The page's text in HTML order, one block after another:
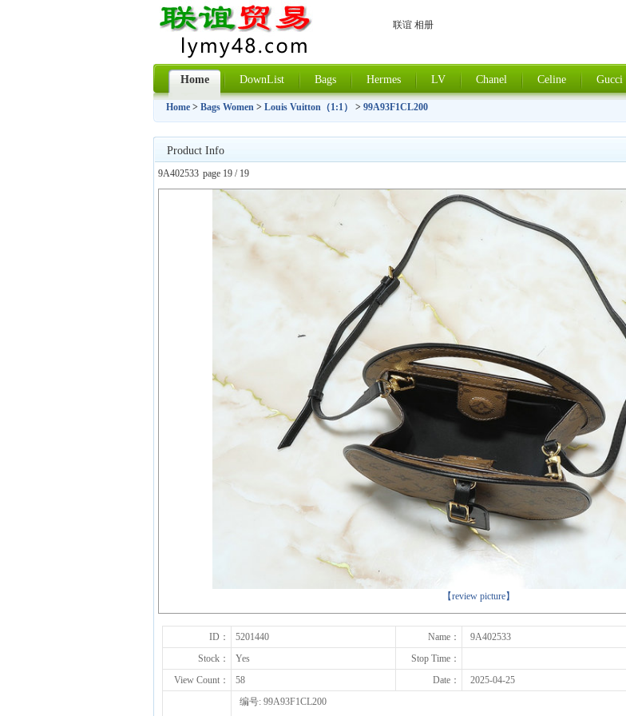
联谊 相册
Home DownList Bags Hermes LV Chanel Celine Gucci
Home > Bags Women > Louis Vuitton（1:1） > 99A93F1CL200
Product Info
9A402533 page 19 / 19
【review picture】
上一张
下一张
ID： 5201440 Name：
9A402533
Stock：
Yes
Stop Time：
View Count：
58 Date：
2025-04-25
编号: 99A93F1CL200